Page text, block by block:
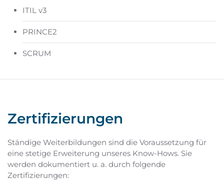
ITIL v3
PRINCE2
SCRUM
Zertifizierungen
Ständige Weiterbildungen sind die Voraussetzung für
eine stetige Erweiterung unseres Know-Hows. Sie
werden dokumentiert u. a. durch folgende
Zertifizierungen: